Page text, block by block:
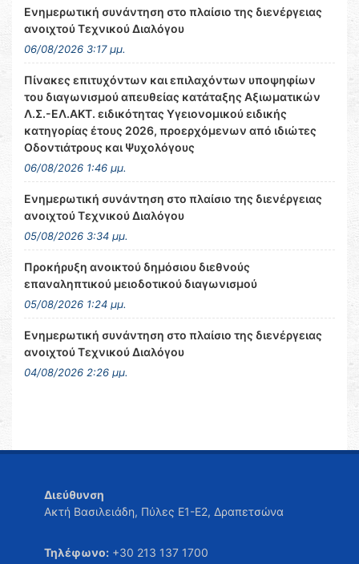
Ενημερωτική συνάντηση στο πλαίσιο της διενέργειας
ανοιχτού Τεχνικού Διαλόγου
06/08/2026 3:17 μμ.
Πίνακες επιτυχόντων και επιλαχόντων υποψηφίων
του διαγωνισμού απευθείας κατάταξης Αξιωματικών
Λ.Σ.-ΕΛ.ΑΚΤ. ειδικότητας Υγειονομικού ειδικής
κατηγορίας έτους 2026, προερχόμενων από ιδιώτες
Οδοντιάτρους και Ψυχολόγους
06/08/2026 1:46 μμ.
Ενημερωτική συνάντηση στο πλαίσιο της διενέργειας
ανοιχτού Τεχνικού Διαλόγου
05/08/2026 3:34 μμ.
Προκήρυξη ανοικτού δημόσιου διεθνούς
επαναληπτικού μειοδοτικού διαγωνισμού
05/08/2026 1:24 μμ.
Ενημερωτική συνάντηση στο πλαίσιο της διενέργειας
ανοιχτού Τεχνικού Διαλόγου
04/08/2026 2:26 μμ.
Διεύθυνση
Ακτή Βασιλειάδη, Πύλες Ε1-Ε2, Δραπετσώνα
Τηλέφωνο: +30 213 137 1700